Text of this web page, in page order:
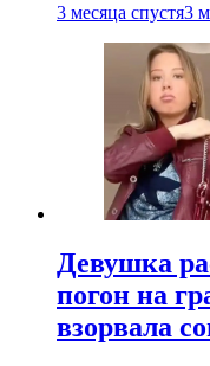
3 месяца спустя3
Девушка
погон на
взорвала